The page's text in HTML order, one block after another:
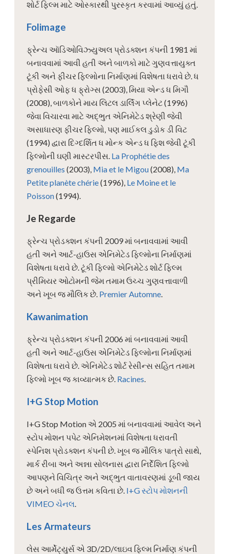
શોર્ટ ફિલ્મ માટે ઓસ્કારથી પુરસ્કૃત કરવામાં આવ્યું હતું.
Folimage
ફ્રેન્ચ ઑડિઓવિઝ્યુઅલ પ્રોડક્શન કંપની 1981 માં
બનાવવામાં આવી હતી અને બાળકો માટે ગુણવત્તાયુક્ત
ટૂંકી અને ફીચર ફિલ્મોના નિર્માણમાં વિશેષતા ધરાવે છે. ધ
પ્રોફેસી ઓફ ધ ફ્રોગ્સ (2003), મિયા એન્ડ ધ મિગૌ
(2008), બાળકોને માય લિટલ ડાર્લિંગ પ્લેનેટ (1996)
જેવા વિચારવા માટે અદ્ભુત એનિમેટેડ શ્રેણી જેવી
અસાધારણ ફીચર ફિલ્મો, પણ માઈકલ ડુડોક ડી વિટ
(1994) દ્વારા દિગ્દર્શિત ધ મોન્ક એન્ડ ધ ફિશ જેવી ટૂંકી
ફિલ્મોની ઘણી માસ્ટરપીસ. La Prophétie des
grenouilles (2003), Mia et le Migou(2008), Ma
Petite planète chérie(1996), Le Moine et le
Poisson(1994).
Je Regarde
ફ્રેન્ચ પ્રોડક્શન કંપની 2009 માં બનાવવામાં આવી
હતી અને આર્ટ-હાઉસ એનિમેટેડ ફિલ્મોના નિર્માણમાં
વિશેષતા ધરાવે છે. ટૂંકી ફિલ્મો એનિમેટેડ શોર્ટ ફિલ્મ
પ્રીમિયર ઓટોમની જેમ તમામ ઉચ્ચ ગુણવત્તાવાળી
અને ખૂબ જ મૌલિક છે. Premier Automne
Kawanimation
ફ્રેન્ચ પ્રોડક્શન કંપની 2006 માં બનાવવામાં આવી
હતી અને આર્ટ-હાઉસ એનિમેટેડ ફિલ્મોના નિર્માણમાં
વિશેષતા ધરાવે છે. એનિમેટેડ શોર્ટ રેસીન્સ સહિત તમામ
ફિલ્મો ખૂબ જ કાવ્યાત્મક છે. Racines
I+G Stop Motion
I+G Stop Motion એ 2005 માં બનાવવામાં આવેલ અને
સ્ટોપ મોશન પપેટ એનિમેશનમાં વિશેષતા ધરાવતી
સ્પેનિશ પ્રોડક્શન કંપની છે. ખૂબ જ મૌલિક પાત્રો સાથે,
માર્ક રીબા અને અન્ના સોલનાસ દ્વારા નિર્દેશિત ફિલ્મો
આપણને વિચિત્ર અને અદ્ભુત વાતાવરણમાં ડૂબી જાય
છે અને બધી જ ઉત્તમ કવિતા છે. I+G સ્ટોપ મોશનની
VIMEO ચેનલ
Les Armateurs
લેસ આર્મેટ્યુર્સ એ 3D/2D/લાઇવ ફિલ્મ નિર્માણ કંપની